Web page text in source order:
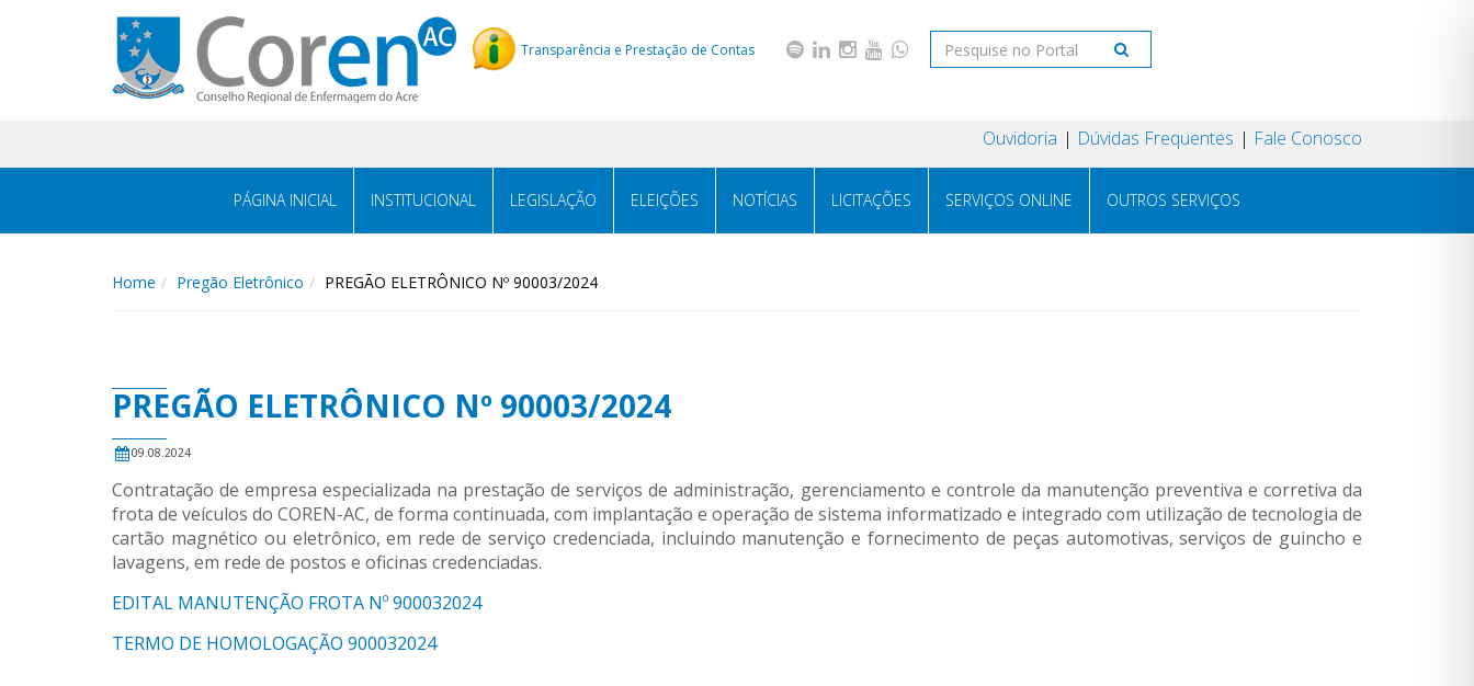
Transparência e Prestação de Contas
Ouvidoria Dúvidas Frequentes Fale Conosco
PÁGINA INICIAL INSTITUCIONAL LEGISLAÇÃO ELEIÇÕES NOTÍCIAS LICITAÇÕES SERVIÇOS ONLINE OUTROS SERVIÇOS
Home Pregão Eletrônico PREGÃO ELETRÔNICO Nº 90003/2024
PREGÃO ELETRÔNICO Nº 90003/2024
09.08.2024
Contratação de empresa especializada na prestação de serviços de administração, gerenciamento e controle da manutenção preventiva e corretiva da
frota de veículos do COREN-AC, de forma continuada, com implantação e operação de sistema informatizado e integrado com utilização de tecnologia de
cartão magnético ou eletrônico, em rede de serviço credenciada, incluindo manutenção e fornecimento de peças automotivas, serviços de guincho e
lavagens, em rede de postos e oficinas credenciadas.
EDITAL MANUTENÇÃO FROTA Nº 900032024
TERMO DE HOMOLOGAÇÃO 900032024